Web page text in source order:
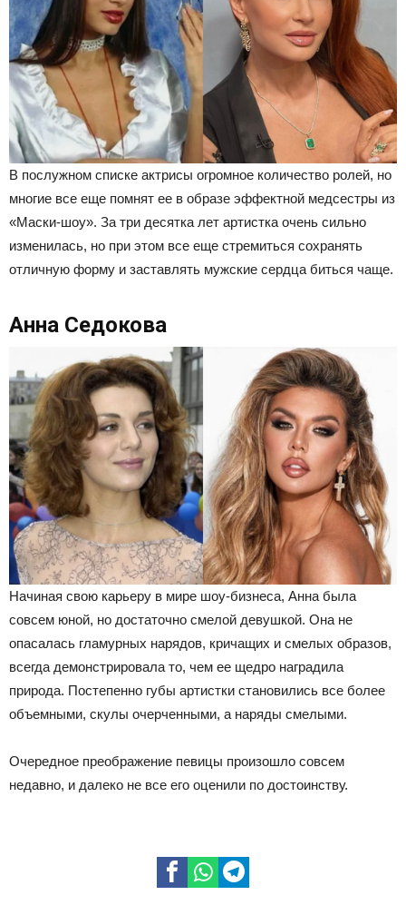
В послужном списке актрисы огромное количество ролей, но
многие все еще помнят ее в образе эффектной медсестры из
«Маски-шоу». За три десятка лет артистка очень сильно
изменилась, но при этом все еще стремиться сохранять
отличную форму и заставлять мужские сердца биться чаще.
Анна Седокова
Начиная свою карьеру в мире шоу-бизнеса, Анна была
совсем юной, но достаточно смелой девушкой. Она не
опасалась гламурных нарядов, кричащих и смелых образов,
всегда демонстрировала то, чем ее щедро наградила
природа. Постепенно губы артистки становились все более
объемными, скулы очерченными, а наряды смелыми.
Очередное преображение певицы произошло совсем
недавно, и далеко не все его оценили по достоинству.